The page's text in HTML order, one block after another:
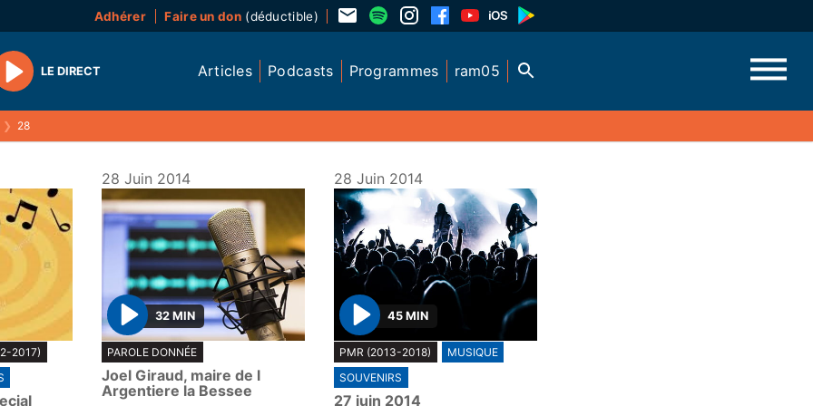
Adhérer Faire un don(déductible)
Play
LE DIRECT Articles Podcasts Programmes ram05
❯ 28
2017)
28 Juin 2014
P
l
a
y
32 MIN
PAROLE DONNÉE
Joel Giraud, maire de l
Argentiere la Bessee
28 Juin 2014
P
l
a
y
45 MIN
PMR (2013-2018)
MUSIQUE
SOUVENIRS
27 juin 2014